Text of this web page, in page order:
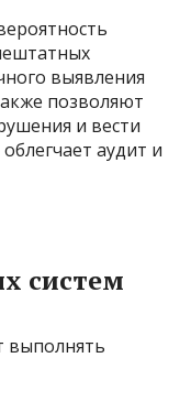
выявления
позволяют
и вести
аудит и
систем
выполнять